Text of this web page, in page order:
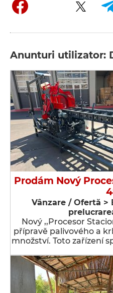
Anunturi utilizator:
Prodám Nový
Vânzare / Ofertă
Nový ,,Procesor
přípravě palivového a
množství. Toto zařízení